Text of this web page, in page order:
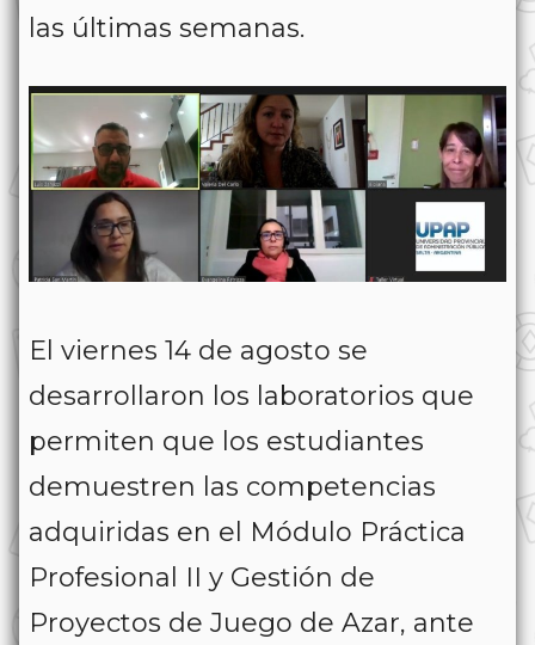
las últimas semanas.
El viernes 14 de agosto se
desarrollaron los laboratorios que
permiten que los estudiantes
demuestren las competencias
adquiridas en el Módulo Práctica
Profesional II y Gestión de
Proyectos de Juego de Azar, ante